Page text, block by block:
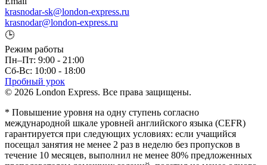
krasnodar-sk@london-express.ru
krasnodar@london-express.ru
🕒
Режим работы
Пн–Пт: 9:00 - 21:00
Сб-Вс: 10:00 - 18:00
Пробный урок
© 2026 London Express. Все права защищены.
* Повышение уровня на одну ступень согласно
международной шкале уровней английского языка (CEFR)
гарантируется при следующих условиях: если учащийся
посещал занятия не менее 2 раз в неделю без пропусков в
течение 10 месяцев, выполнил не менее 80% предложенных